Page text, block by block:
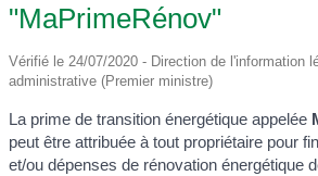
"MaPrimeRénov"
Vérifié le 24/07/2020 - Direction de l'information
administrative (Premier ministre)
La prime de transition énergétique appelée
peut être attribuée à tout propriétaire pour
et/ou dépenses de rénovation énergétique